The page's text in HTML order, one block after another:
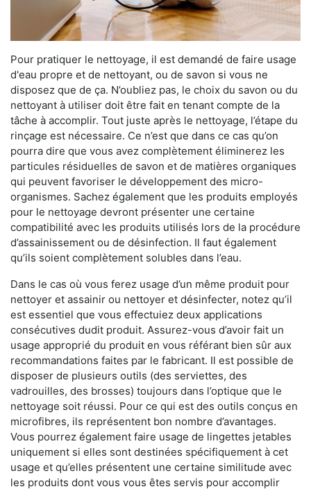
Pour pratiquer le nettoyage, il est demandé de faire usage
d'eau propre et de nettoyant, ou de savon si vous ne
disposez que de ça. N’oubliez pas, le choix du savon ou du
nettoyant à utiliser doit être fait en tenant compte de la
tâche à accomplir. Tout juste après le nettoyage, l’étape du
rinçage est nécessaire. Ce n’est que dans ce cas qu’on
pourra dire que vous avez complètement éliminerez les
particules résiduelles de savon et de matières organiques
qui peuvent favoriser le développement des micro-
organismes. Sachez également que les produits employés
pour le nettoyage devront présenter une certaine
compatibilité avec les produits utilisés lors de la procédure
d’assainissement ou de désinfection. Il faut également
qu’ils soient complètement solubles dans l’eau.
Dans le cas où vous ferez usage d’un même produit pour
nettoyer et assainir ou nettoyer et désinfecter, notez qu’il
est essentiel que vous effectuiez deux applications
consécutives dudit produit. Assurez-vous d’avoir fait un
usage approprié du produit en vous référant bien sûr aux
recommandations faites par le fabricant. Il est possible de
disposer de plusieurs outils (des serviettes, des
vadrouilles, des brosses) toujours dans l’optique que le
nettoyage soit réussi. Pour ce qui est des outils conçus en
microfibres, ils représentent bon nombre d’avantages.
Vous pourrez également faire usage de lingettes jetables
uniquement si elles sont destinées spécifiquement à cet
usage et qu’elles présentent une certaine similitude avec
les produits dont vous vous êtes servis pour accomplir